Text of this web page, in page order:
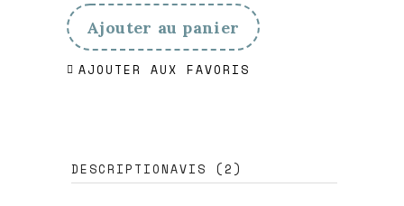
Cozy
Corner
Ajouter au panier
AJOUTER AUX FAVORIS
DESCRIPTIONAVIS (2)